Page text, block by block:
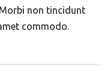
non tincidunt
commodo.